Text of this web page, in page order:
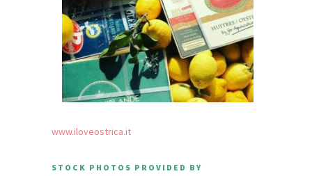
www.iloveostrica.it
STOCK PHOTOS PROVIDED BY